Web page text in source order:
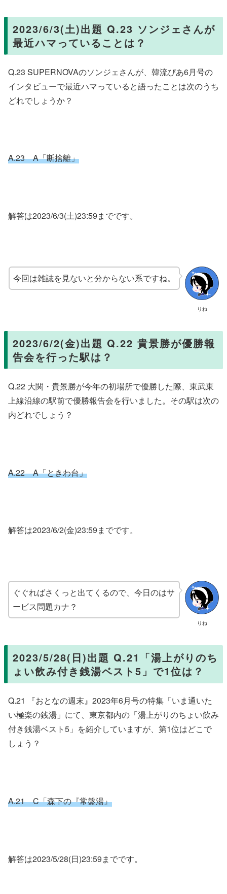
2023/6/3(土)出題 Q.23 ソンジェさんが
最近ハマっていることは？
Q.23 SUPERNOVAのソンジェさんが、韓流ぴあ6月号の
インタビューで最近ハマっていると語ったことは次のうち
どれでしょうか？
A.23 A「断捨離」
解答は2023/6/3(土)23:59までです。
りね
今回は雑誌を見ないと分からない系ですね。
2023/6/2(金)出題 Q.22 貴景勝が優勝報
告会を行った駅は？
Q.22 大関・貴景勝が今年の初場所で優勝した際、東武東
上線沿線の駅前で優勝報告会を行いました。その駅は次の
内どれでしょう？
A.22 A「ときわ台」
解答は2023/6/2(金)23:59までです。
りね
ぐぐればさくっと出てくるので、今日のはサ
ービス問題カナ？
2023/5/28(日)出題 Q.21「湯上がりのち
ょい飲み付き銭湯ベスト5」で1位は？
Q.21 『おとなの週末』2023年6月号の特集「いま通いた
い極楽の銭湯」にて、東京都内の「湯上がりのちょい飲み
付き銭湯ベスト5」を紹介していますが、第1位はどこで
しょう？
A.21 C「森下の『常盤湯』
解答は2023/5/28(日)23:59までです。